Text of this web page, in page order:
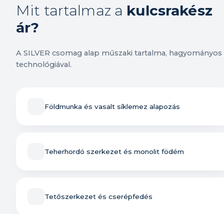
Mit tartalmaz a kulcsrakész
ár?
A SILVER csomag alap műszaki tartalma, hagyományos
technológiával.
Földmunka és vasalt síklemez alapozás
Teherhordó szerkezet és monolit födém
Tetőszerkezet és cserépfedés